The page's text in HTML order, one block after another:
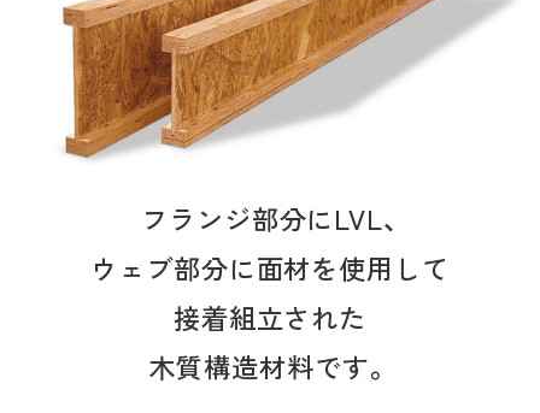
フランジ部分にLVL、
ウェブ部分に面材を使用して
接着組立された
木質構造材料です。